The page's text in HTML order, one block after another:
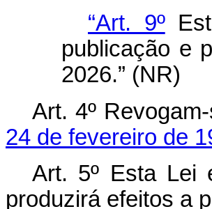
“Art. 9º
publicação e
2026.” (NR)
Art. 4º
24 de fevereiro de
Art. 5º Esta Lei
produzirá efeitos a